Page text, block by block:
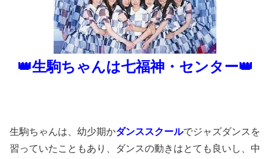
👑生駒ちゃんは七福神・センター👑
生駒ちゃんは、幼少期かダンススクールでジャズダンスを
習っていたこともあり、ダンスの動きはとても良いし、中